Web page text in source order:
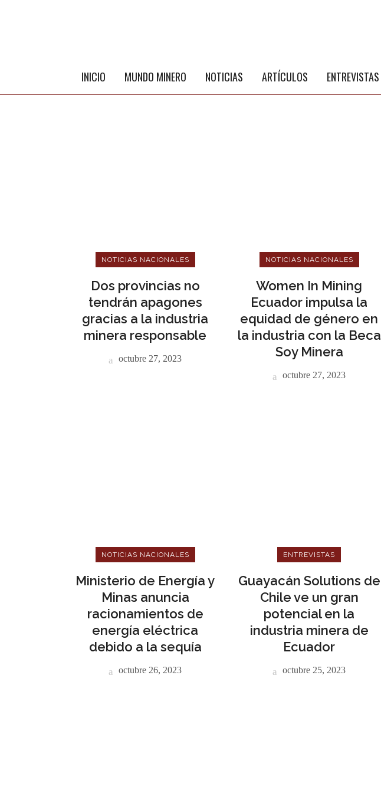
INICIO MUNDO MINERO NOTICIAS ARTÍCULOS ENTREVISTAS
NOTICIAS NACIONALES
Dos provincias no
tendrán apagones
gracias a la industria
minera responsable
octubre 27, 2023
NOTICIAS NACIONALES
Women In Mining
Ecuador impulsa la
equidad de género en
la industria con la Beca
Soy Minera
octubre 27, 2023
NOTICIAS NACIONALES
Ministerio de Energía y
Minas anuncia
racionamientos de
energía eléctrica
debido a la sequía
octubre 26, 2023
ENTREVISTAS
Guayacán Solutions de
Chile ve un gran
potencial en la
industria minera de
Ecuador
octubre 25, 2023